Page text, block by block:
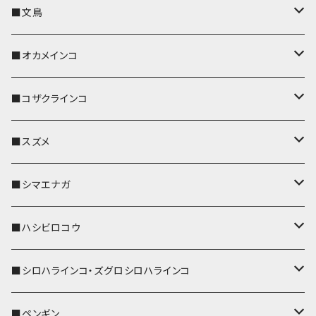
キーカバー
キーホルダー
パスケース
リール付きストラップ
リールのみ
ストラップ付
IDカードホルダー
キーケース
名刺入れ・カードケース
コインケース
■文鳥
キーカバー
キーホルダー
パスケース
リール付きストラップ
リールのみ
ストラップ付
キーケース
名刺入れ・カードケース
メガネケース
■オカメインコ
キーカバー
キーホルダー
パスケース
IDカードホルダー
リール付きストラップ
リールのみ
キーケース
■コザクラインコ
キーカバー
キーホルダー
パスケース
リール付きストラップ
リールのみ
メガネケース
■スズメ
キーカバー
キーホルダー
パスケース
リール付きストラップ
■シマエナガ
キーカバー
キーホルダー
パスケース
■ハシビロコウ
キーカバー
キーホルダー
■シロハラインコ・ズグロシロハラインコ
キーカバー
■ペンギン